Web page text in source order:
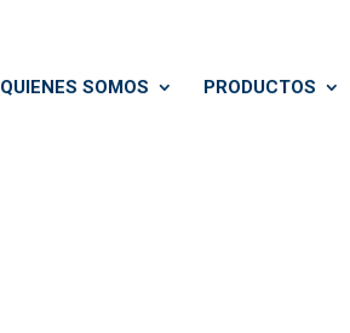
QUIENES SOMOS PRODUCTOS